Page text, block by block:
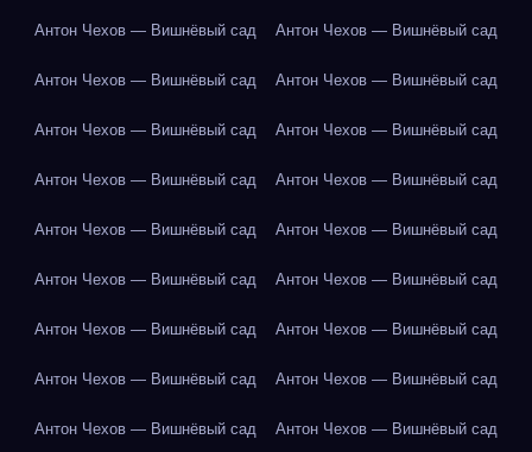
Антон Чехов — Вишнёвый сад Антон Чехов — Вишнёвый сад
Антон Чехов — Вишнёвый сад Антон Чехов — Вишнёвый сад
Антон Чехов — Вишнёвый сад Антон Чехов — Вишнёвый сад
Антон Чехов — Вишнёвый сад Антон Чехов — Вишнёвый сад
Антон Чехов — Вишнёвый сад Антон Чехов — Вишнёвый сад
Антон Чехов — Вишнёвый сад Антон Чехов — Вишнёвый сад
Антон Чехов — Вишнёвый сад Антон Чехов — Вишнёвый сад
Антон Чехов — Вишнёвый сад Антон Чехов — Вишнёвый сад
Антон Чехов — Вишнёвый сад Антон Чехов — Вишнёвый сад